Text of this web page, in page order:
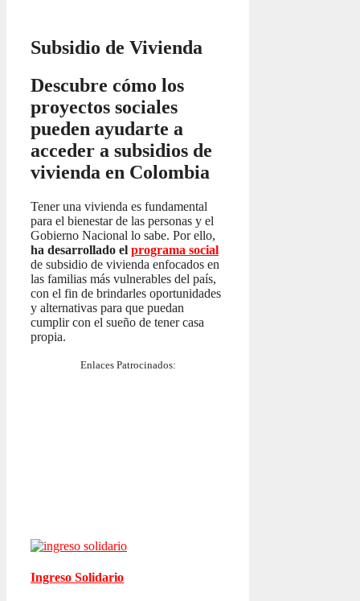
Subsidio de Vivienda
Descubre cómo los
proyectos sociales
pueden ayudarte a
acceder a subsidios de
vivienda en Colombia
Tener una vivienda es fundamental
para el bienestar de las personas y el
Gobierno Nacional lo sabe. Por ello,
ha desarrollado el programa social
de subsidio de vivienda enfocados en
las familias más vulnerables del país,
con el fin de brindarles oportunidades
y alternativas para que puedan
cumplir con el sueño de tener casa
propia.
Enlaces Patrocinados:
Ingreso Solidario